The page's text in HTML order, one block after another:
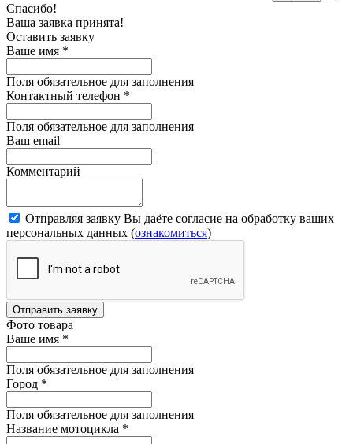
Спасибо!
Ваша заявка принята!
Оставить заявку
Ваше имя *
Поля обязательное для заполнения
Контактный телефон *
Поля обязательное для заполнения
Ваш email
Комментарий
Отправляя заявку Вы даёте согласие на обработку ваших
персональных данных (ознакомиться)
Отправить заявку
Фото товара
Ваше имя *
Поля обязательное для заполнения
Город *
Поля обязательное для заполнения
Название мотоцикла *